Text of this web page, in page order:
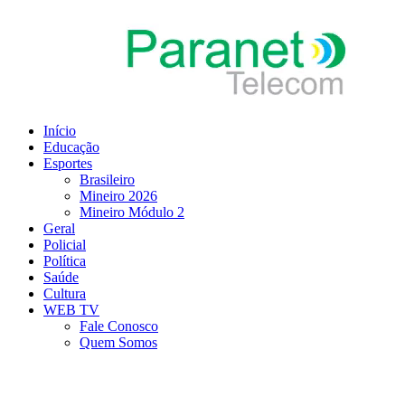
Início
Educação
Esportes
Brasileiro
Mineiro 2026
Mineiro Módulo 2
Geral
Policial
Política
Saúde
Cultura
WEB TV
Fale Conosco
Quem Somos